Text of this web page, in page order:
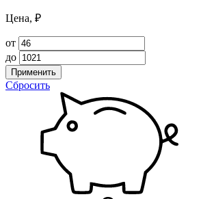
Цена, ₽
от
до
Применить
Сбросить